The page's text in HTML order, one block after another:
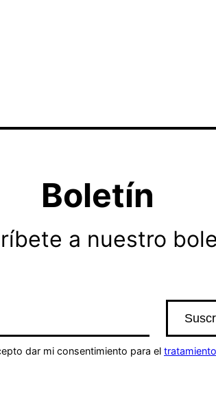
Boletín
a nuestro
dar mi consentimiento para el